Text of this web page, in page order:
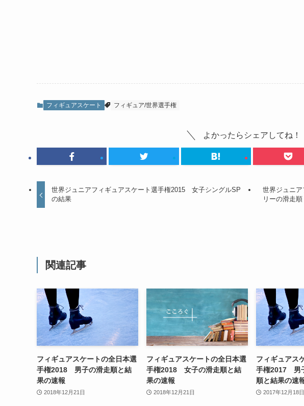
フィギュアスケート フィギュア/世界選手権
よかったらシェアしてね！
世界ジュニアフィギュアスケート選手権2015 女子シングルSP
の結果
世界ジュニ
リーの滑走順
関連記事
フィギュアスケートの全日本選
手権2018 男子の滑走順と結
果の速報
2018年12月21日
フィギュアスケートの全日本選
手権2018 女子の滑走順と結
果の速報
2018年12月21日
フィギュアス
手権2017 男
順と結果の速
2017年12月18日